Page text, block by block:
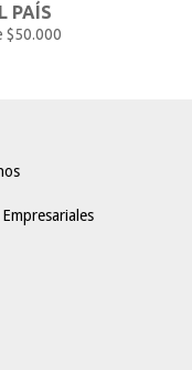
PAÍS
$50.000